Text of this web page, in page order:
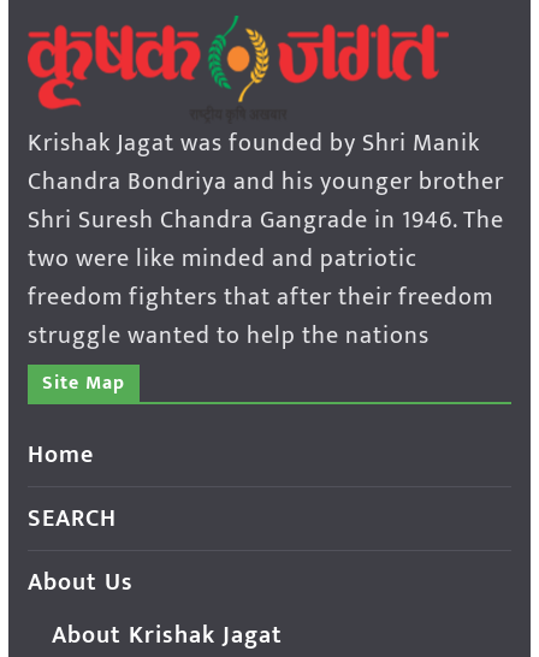
Krishak Jagat was founded by Shri Manik
Chandra Bondriya and his younger brother
Shri Suresh Chandra Gangrade in 1946. The
two were like minded and patriotic
freedom fighters that after their freedom
struggle wanted to help the nations
Site Map
Home
SEARCH
About Us
About Krishak Jagat